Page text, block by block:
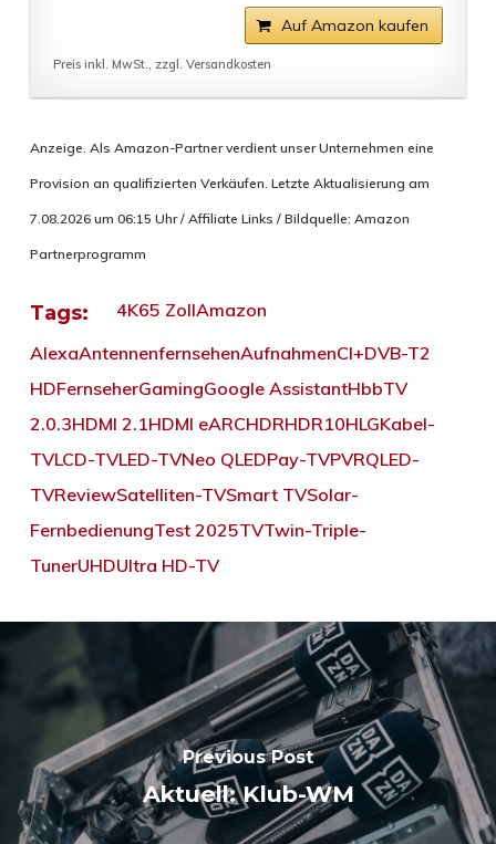
Auf Amazon kaufen
Preis inkl. MwSt., zzgl. Versandkosten
Anzeige. Als Amazon-Partner verdient unser Unternehmen eine
Provision an qualifizierten Verkäufen. Letzte Aktualisierung am
7.08.2026 um 06:15 Uhr / Affiliate Links / Bildquelle: Amazon
Partnerprogramm
Tags: 4K65 ZollAmazon
AlexaAntennenfernsehenAufnahmenCI+DVB-T2
HDFernseherGamingGoogle AssistantHbbTV
2.0.3HDMI 2.1HDMI eARCHDRHDR10HLGKabel-
TVLCD-TVLED-TVNeo QLEDPay-TVPVRQLED-
TVReviewSatelliten-TVSmart TVSolar-
FernbedienungTest 2025TVTwin-Triple-
TunerUHDUltra HD-TV
Previous Post
Aktuell: Klub-WM